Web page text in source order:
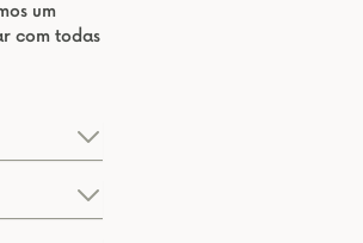
um
com todas